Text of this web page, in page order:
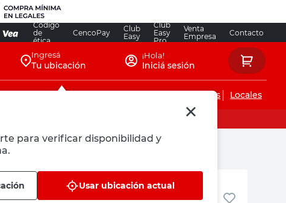
Código
de
ética
CencoPay
Club
Easy
Club
Easy
Pro
Venta
Empresa
Contacto
Ingresá
Tu ubicación
para verificar disponibilidad y
Usar ubicación actual
¡Hola!
Iniciá sesión
Servicios de instalaciones Locales
Arauco
Machimbre de Pino Comercial